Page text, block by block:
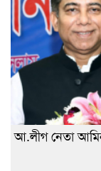
আ.লীগ নেতা